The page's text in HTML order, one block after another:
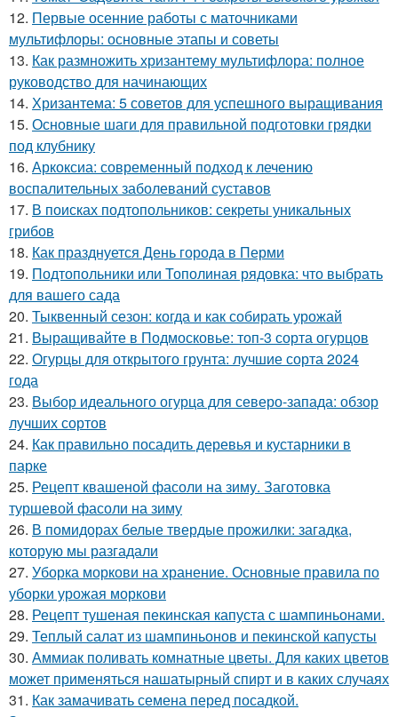
12. Первые осенние работы с маточниками
мультифлоры: основные этапы и советы
13. Как размножить хризантему мультифлора: полное
руководство для начинающих
14. Хризантема: 5 советов для успешного выращивания
15. Основные шаги для правильной подготовки грядки
под клубнику
16. Аркоксиа: современный подход к лечению
воспалительных заболеваний суставов
17. В поисках подтопольников: секреты уникальных
грибов
18. Как празднуется День города в Перми
19. Подтопольники или Тополиная рядовка: что выбрать
для вашего сада
20. Тыквенный сезон: когда и как собирать урожай
21. Выращивайте в Подмосковье: топ-3 сорта огурцов
22. Огурцы для открытого грунта: лучшие сорта 2024
года
23. Выбор идеального огурца для северо-запада: обзор
лучших сортов
24. Как правильно посадить деревья и кустарники в
парке
25. Рецепт квашеной фасоли на зиму. Заготовка
туршевой фасоли на зиму
26. В помидорах белые твердые прожилки: загадка,
которую мы разгадали
27. Уборка моркови на хранение. Основные правила по
уборки урожая моркови
28. Рецепт тушеная пекинская капуста с шампиньонами.
29. Теплый салат из шампиньонов и пекинской капусты
30. Аммиак поливать комнатные цветы. Для каких цветов
может применяться нашатырный спирт и в каких случаях
31. Как замачивать семена перед посадкой.